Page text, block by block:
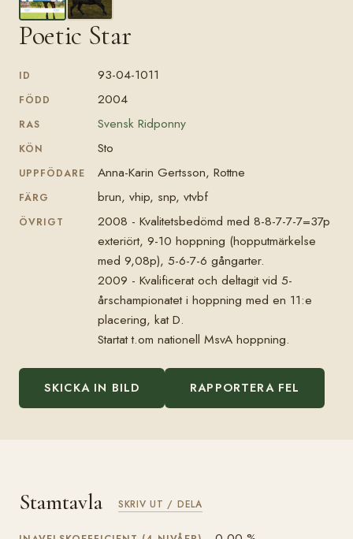
Poetic Star
ID 93-04-1011
FÖDD 2004
RAS Svensk Ridponny
KÖN Sto
UPPFÖDARE Anna-Karin Gertsson, Rottne
FÄRG brun, vhip, snp, vtvbf
ÖVRIGT
2008 - Kvalitetsbedömd med 8-8-7-7-7=37p
exteriört, 9-10 hoppning (hopputmärkelse
med 9,08p), 5-6-7-6 gångarter.
2009 - Kvalificerat och deltagit vid 5-
årschampionatet i hoppning med en 11:e
placering, kat D.
Startat t.om nationell MsvA hoppning.
SKICKA IN BILD RAPPORTERA FEL
Stamtavla SKRIV UT / DELA